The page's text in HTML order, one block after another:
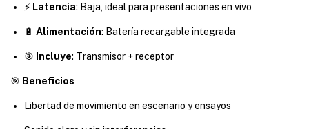
⚡ Latencia: Baja, ideal para presentaciones en vivo
🔋 Alimentación: Batería recargable integrada
🎯 Incluye: Transmisor + receptor
🎯 Beneficios
Libertad de movimiento en escenario y ensayos